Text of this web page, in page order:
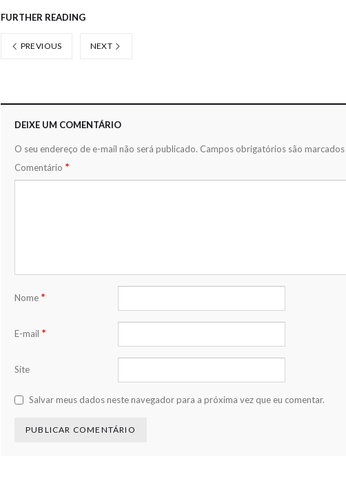
FURTHER READING
PREVIOUS NEXT
DEIXE UM COMENTÁRIO
O seu endereço de e-mail não será publicado. Campos obrigatórios são marcados
Comentário *
Nome *
E-mail *
Site
Salvar meus dados neste navegador para a próxima vez que eu comentar.